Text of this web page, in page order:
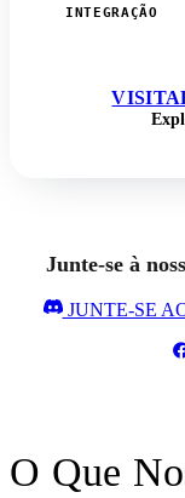
INTEGRAÇÃO
Junte-se à
JUNTE-SE
O Que